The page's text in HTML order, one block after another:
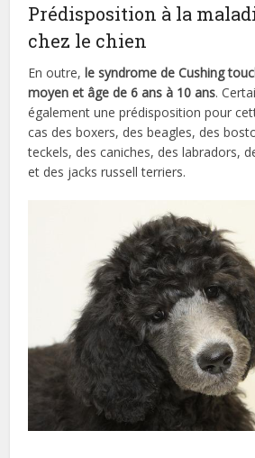
Prédisposition à la
chez le chien
En outre,le syndrome de Cushing
moyen et âge de 6 ans à 10 ans.
également une prédisposition pour
cas des boxers, des beagles, des
teckels, des caniches, des labradors,
et des jacks russell terriers.